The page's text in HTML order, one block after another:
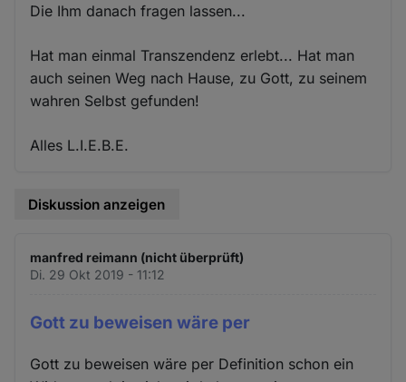
Die Ihm danach fragen lassen...
Hat man einmal Transzendenz erlebt... Hat man
auch seinen Weg nach Hause, zu Gott, zu seinem
wahren Selbst gefunden!
Alles L.I.E.B.E.
Diskussion anzeigen
manfred reimann (nicht überprüft)
Di. 29 Okt 2019 - 11:12
Gott zu beweisen wäre per
Gott zu beweisen wäre per Definition schon ein